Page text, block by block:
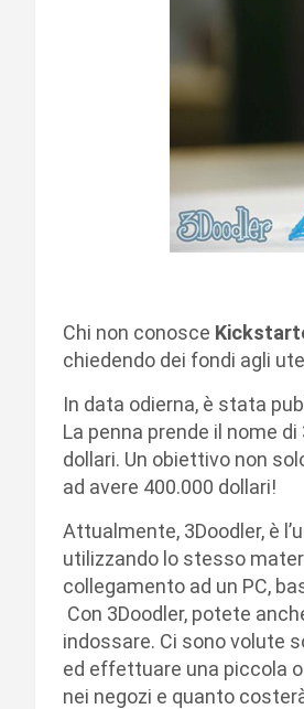
Chi non conosce
chiedendo dei fondi agli
In data odierna, è stata
La penna prende il nome di
dollari. Un obiettivo non
ad avere 400.000 dollari!
Attualmente, 3Doodler, è
utilizzando lo stesso
collegamento ad un PC,
Con 3Doodler, potete
indossare. Ci sono volute
ed effettuare una piccola
nei negozi e quanto